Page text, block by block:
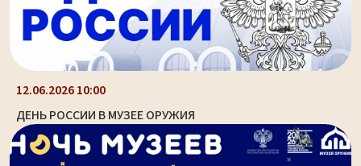
12.06.2026 10:00
ДЕНЬ РОССИИ В МУЗЕЕ ОРУЖИЯ